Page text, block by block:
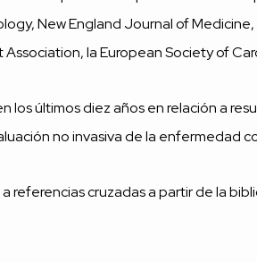
New England Journal of
la European Society of
los últimos diez años en relación a
no invasiva de la enfermedad
referencias cruzadas a partir de la